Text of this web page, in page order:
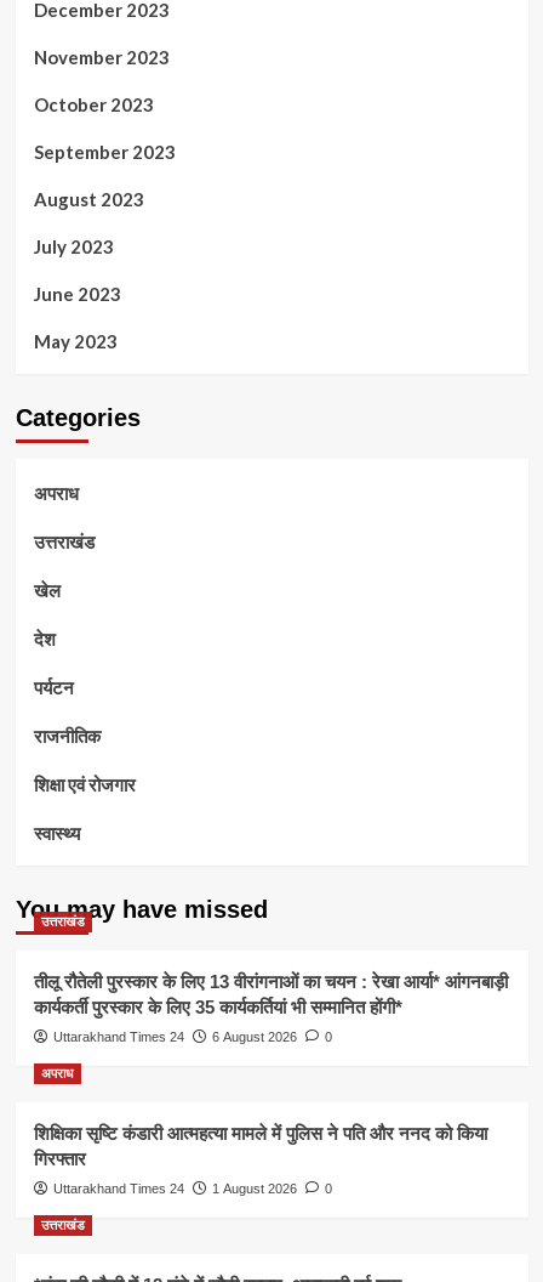
December 2023
November 2023
October 2023
September 2023
August 2023
July 2023
June 2023
May 2023
Categories
अपराध
उत्तराखंड
खेल
देश
पर्यटन
राजनीतिक
शिक्षा एवं रोजगार
स्वास्थ्य
You may have missed
उत्तराखंड
तीलू रौतेली पुरस्कार के लिए 13 वीरांगनाओं का चयन : रेखा आर्या* आंगनबाड़ी
कार्यकर्ती पुरस्कार के लिए 35 कार्यकर्तियां भी सम्मानित होंगी*
Uttarakhand Times 24 6 August 2026 0
अपराध
शिक्षिका सृष्टि कंडारी आत्महत्या मामले में पुलिस ने पति और ननद को किया
गिरफ्तार
Uttarakhand Times 24 1 August 2026 0
उत्तराखंड